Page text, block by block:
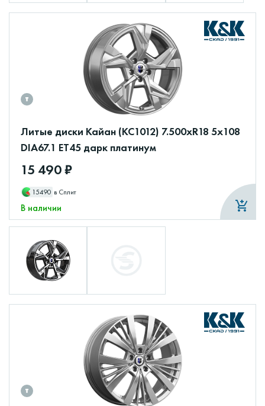
Литые диски Кайан (КС1012) 7.500xR18 5x108
DIA67.1 ET45 дарк платинум
15 490 ₽
15490 в Сплит
В наличии